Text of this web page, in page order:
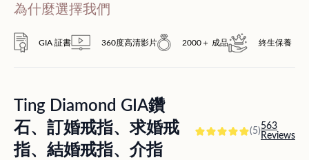
為什麼選擇我們
GIA 証書 360度高清影片 2000＋ 成品 終生保養
Ting Diamond GIA鑽
石、訂婚戒指、求婚戒
指、結婚戒指、介指
(5)563
Reviews